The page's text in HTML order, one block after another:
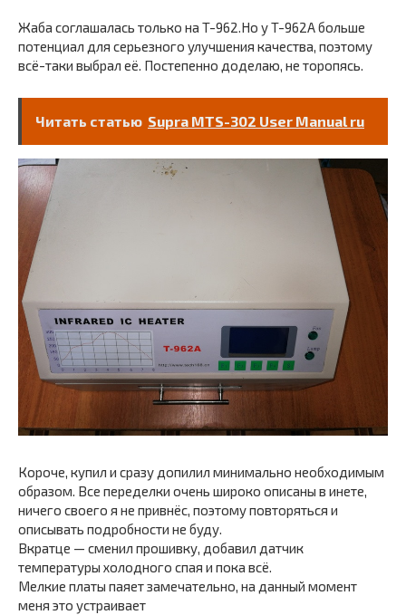
Жаба соглашалась только на T-962.Но у T-962A больше
потенциал для серьезного улучшения качества, поэтому
всё-таки выбрал её. Постепенно доделаю, не торопясь.
Читать статью Supra MTS-302 User Manual ru
Короче, купил и сразу допилил минимально необходимым
образом. Все переделки очень широко описаны в инете,
ничего своего я не привнёс, поэтому повторяться и
описывать подробности не буду.
Вкратце — сменил прошивку, добавил датчик
температуры холодного спая и пока всё.
Мелкие платы паяет замечательно, на данный момент
меня это устраивает